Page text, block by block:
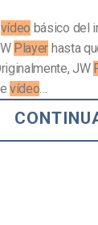
vídeo básico del
Player hasta
JW
vídeo…